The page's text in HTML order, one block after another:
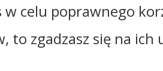
celu poprawnego
to zgadzasz się na ich